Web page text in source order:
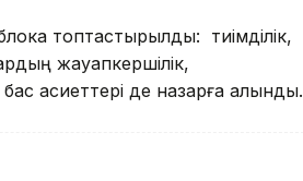
топтастырылды: тиімділік,
жауапкершілік,
қасиеттері де назарға алынды.